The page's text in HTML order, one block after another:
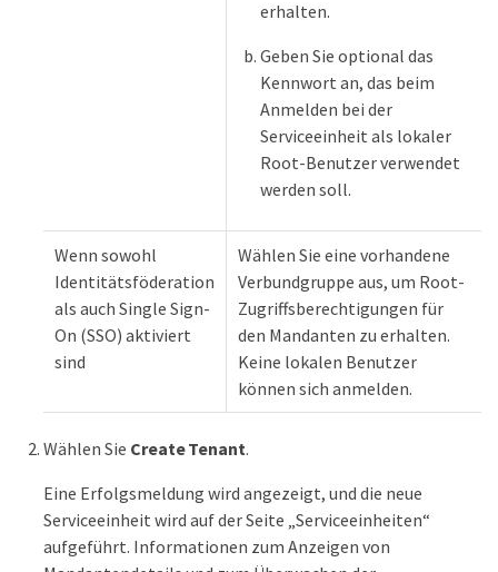
erhalten.
Geben Sie optional das
Kennwort an, das beim
Anmelden bei der
Serviceeinheit als lokaler
Root-Benutzer verwendet
werden soll.
Wenn sowohl
Identitätsföderation
als auch Single Sign-
On (SSO) aktiviert
sind
Wählen Sie eine vorhandene
Verbundgruppe aus, um Root-
Zugriffsberechtigungen für
den Mandanten zu erhalten.
Keine lokalen Benutzer
können sich anmelden.
Wählen Sie Create Tenant.
Eine Erfolgsmeldung wird angezeigt, und die neue
Serviceeinheit wird auf der Seite „Serviceeinheiten“
aufgeführt. Informationen zum Anzeigen von